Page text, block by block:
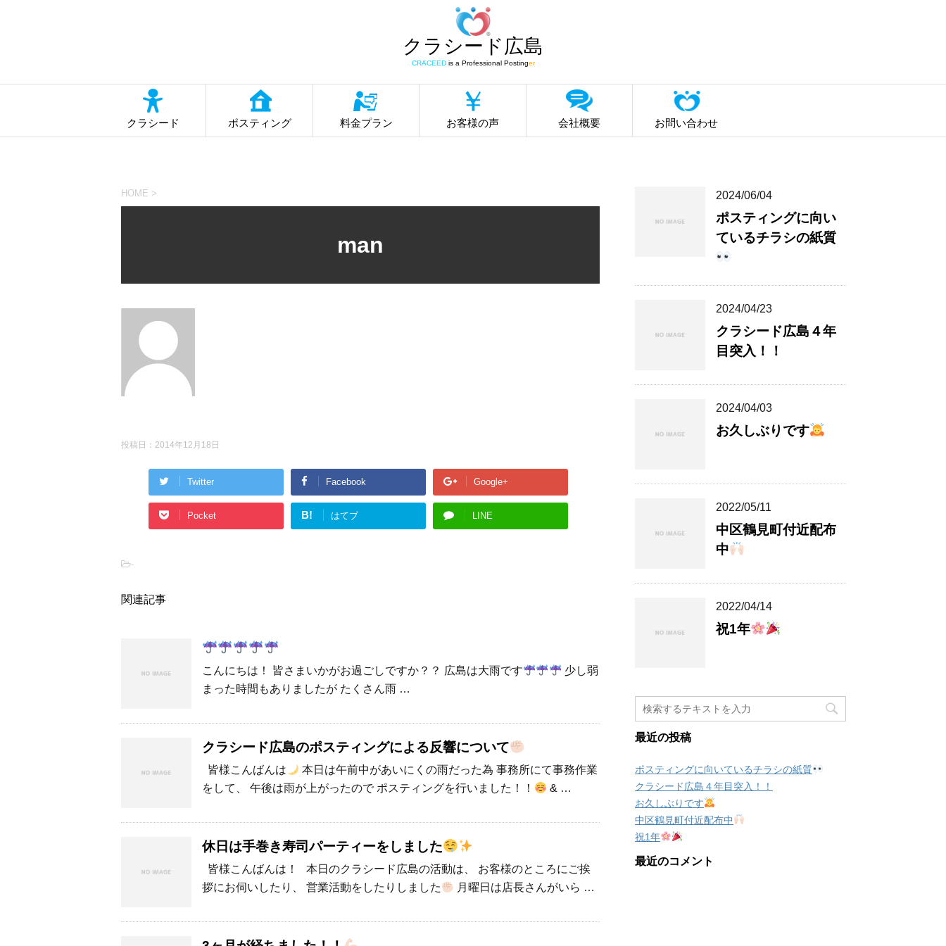
クラシード広島
CRACEEDis a Professional Postinger
クラシード ポスティング 料金プラン お客様の声 会社概要 お問い合わせ
HOME >
man
投稿日： 2014年12月18日
Twitter Facebook Google+
Pocket B! はてブ LINE
-
関連記事
こんにちは！ 皆さまいかがお過ごしですか？？ 広島は大雨です
少し弱
まった時間もありましたが たくさん雨 …
クラシード広島のポスティングによる反響について
皆様こんばんは
本日は午前中があいにくの雨だった為 事務所にて事務作業
をして、 午後は雨が上がったので ポスティングを行いました！！
& …
休日は手巻き寿司パーティーをしました
皆様こんばんは！ 本日のクラシード広島の活動は、 お客様のところにご挨
拶にお伺いしたり、 営業活動をしたりしました
月曜日は店長さんがいら …
2024/06/04
ポスティングに向い
ているチラシの紙質
2024/04/23
クラシード広島４年
目突入！！
2024/04/03
お久しぶりです
2022/05/11
中区鶴見町付近配布
中
2022/04/14
祝1年
最近の投稿
ポスティングに向いているチラシの紙質
クラシード広島４年目突入！！
お久しぶりです
中区鶴見町付近配布中
祝1年
最近のコメント